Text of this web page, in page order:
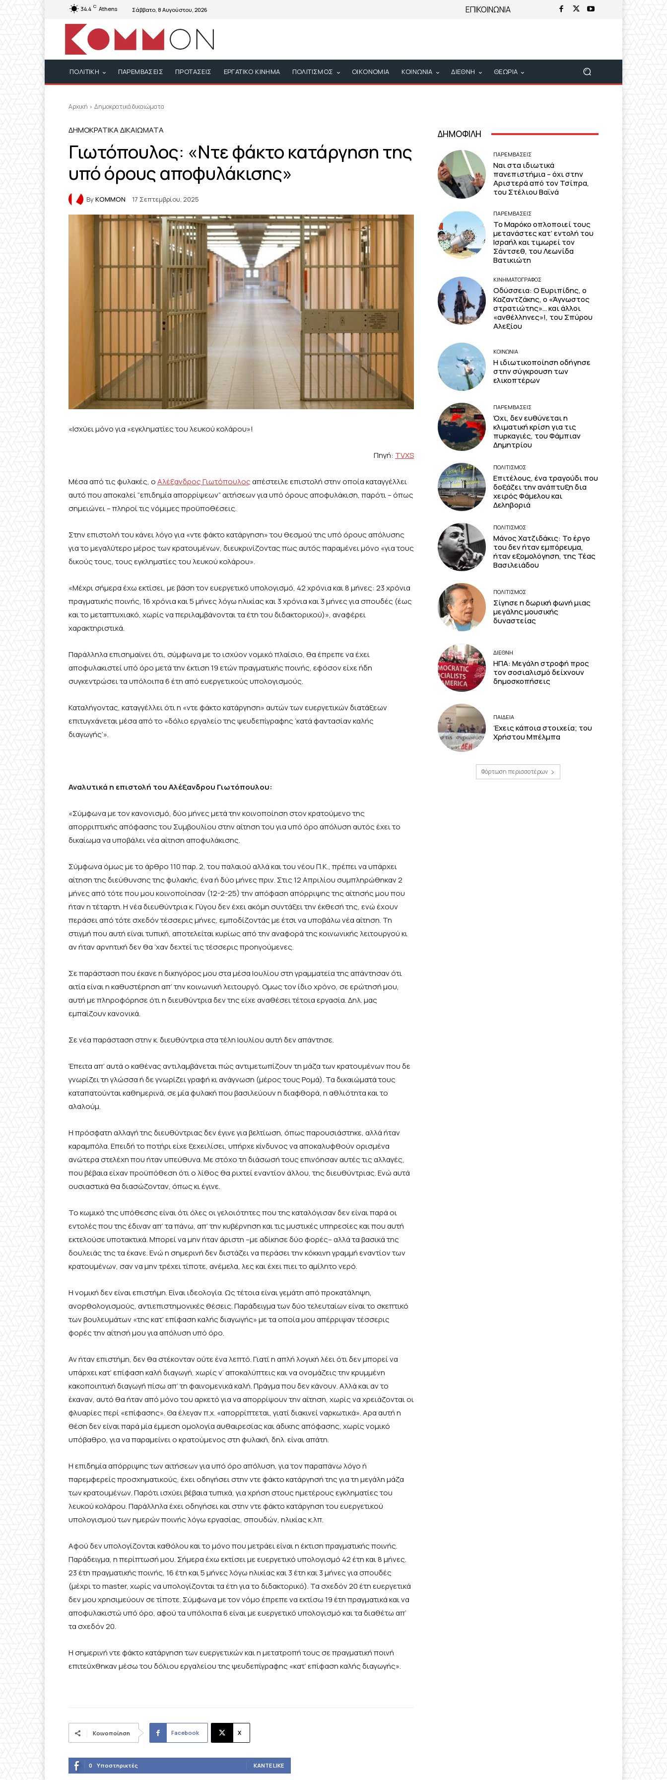
34.4 C Athens Σάββατο, 8 Αυγούστου, 2026 ΕΠΙΚΟΙΝΩΝΙΑ
ΠΟΛΙΤΙΚΗ ΠΑΡΕΜΒΑΣΕΙΣ ΠΡΟΤΑΣΕΙΣ ΕΡΓΑΤΙΚΟ ΚΙΝΗΜΑ ΠΟΛΙΤΙΣΜΟΣ ΟΙΚΟΝΟΜΙΑ ΚΟΙΝΩΝΙΑ ΔΙΕΘΝΗ ΘΕΩΡΙΑ
Αρχική Δημοκρατικά δικαιώματα
ΔΗΜΟΚΡΑΤΙΚΆ ΔΙΚΑΙΏΜΑΤΑ
Γιωτόπουλος: «Ντε φάκτο κατάργηση της
υπό όρους αποφυλάκισης»
ByKOMMON 17 Σεπτεμβρίου, 2025
«Ισχύει μόνο για «εγκληματίες του λευκού κολάρου»!
Πηγή: TVXS
Μέσα από τις φυλακές, οΑλέξανδρος Γιωτόπουλοςαπέστειλε επιστολή στην οποία καταγγέλλει
αυτό που αποκαλεί “επιδημία απορρίψεων” αιτήσεων για υπό όρους αποφυλάκιση, παρότι – όπως
σημειώνει – πληροί τις νόμιμες προϋποθέσεις.
Στην επιστολή του κάνει λόγο για «ντε φάκτο κατάργηση» του θεσμού της υπό όρους απόλυσης
για το μεγαλύτερο μέρος των κρατουμένων, διευκρινίζοντας πως αυτός παραμένει μόνο «για τους
δικούς τους, τους εγκληματίες του λευκού κολάρου».
«Μέχρι σήμερα έχω εκτίσει, με βάση τον ευεργετικό υπολογισμό, 42 χρόνια και 8 μήνες: 23 χρόνια
πραγματικής ποινής, 16 χρόνια και 5 μήνες λόγω ηλικίας και 3 χρόνια και 3 μήνες για σπουδές (έως
και το μεταπτυχιακό, χωρίς να περιλαμβάνονται τα έτη του διδακτορικού)», αναφέρει
χαρακτηριστικά.
Παράλληλα επισημαίνει ότι, σύμφωνα με το ισχύον νομικό πλαίσιο, θα έπρεπε να έχει
αποφυλακιστεί υπό όρο μετά την έκτιση 19 ετών πραγματικής ποινής, εφόσον είχε ήδη
συγκεντρώσει τα υπόλοιπα 6 έτη από ευεργετικούς υπολογισμούς.
Καταλήγοντας, καταγγέλλει ότι η «ντε φάκτο κατάργηση» αυτών των ευεργετικών διατάξεων
επιτυγχάνεται μέσα από το «δόλιο εργαλείο της ψευδεπίγραφης ‘κατά φαντασίαν καλής
διαγωγής’».
Αναλυτικά η επιστολή του Αλέξανδρου Γιωτόπουλου:
«Σύμφωνα με τον κανονισμό, δύο μήνες μετά την κοινοποίηση στον κρατούμενο της
απορριπτικής απόφασης του Συμβουλίου στην αίτηση του για υπό όρο απόλυση αυτός έχει το
δικαίωμα να υποβάλει νέα αίτηση αποφυλάκισης.
Σύμφωνα όμως με το άρθρο 110 παρ. 2, του παλαιού αλλά και του νέου Π.Κ., πρέπει να υπάρχει
αίτηση της διεύθυνσης της φυλακής, ένα ή δύο μήνες πριν. Στις 12 Απριλίου συμπληρώθηκαν 2
μήνες από τότε που μου κοινοποίησαν (12-2-25) την απόφαση απόρριψης της αίτησής μου που
ήταν η τέταρτη. Η νέα διευθύντρια κ. Γύγου δεν έχει ακόμη συντάξει την έκθεσή της, ενώ έχουν
περάσει από τότε σχεδόν τέσσερις μήνες, εμποδίζοντάς με έτσι να υποβάλω νέα αίτηση. Τη
στιγμή που αυτή είναι τυπική, αποτελείται κυρίως από την αναφορά της κοινωνικής λειτουργού κι
αν ήταν αρνητική δεν θα ’χαν δεχτεί τις τέσσερις προηγούμενες.
Σε παράσταση που έκανε η δικηγόρος μου στα μέσα Ιουλίου στη γραμματεία της απάντησαν ότι
αιτία είναι η καθυστέρηση απ’ την κοινωνική λειτουργό. Ομως τον ίδιο χρόνο, σε ερώτησή μου,
αυτή με πληροφόρησε ότι η διευθύντρια δεν της είχε αναθέσει τέτοια εργασία. Δηλ. μας
εμπαίζουν κανονικά.
Σε νέα παράσταση στην κ. διευθύντρια στα τέλη Ιουλίου αυτή δεν απάντησε.
Έπειτα απ’ αυτά ο καθένας αντιλαμβάνεται πώς αντιμετωπίζουν τη μάζα των κρατουμένων που δε
γνωρίζει τη γλώσσα ή δε γνωρίζει γραφή κι ανάγνωση (μέρος τους Ρομά). Τα δικαιώματά τους
καταπατούνται καθημερινά, σε μία φυλακή που βασιλεύουν η διαφθορά, η αθλιότητα και το
αλαλούμ.
Η πρόσφατη αλλαγή της διευθύντριας δεν έγινε για βελτίωση, όπως παρουσιάστηκε, αλλά ήταν
καραμπόλα. Επειδή το ποτήρι είχε ξεχειλίσει, υπήρχε κίνδυνος να αποκαλυφθούν ορισμένα
ανώτερα στελέχη που ήταν υπεύθυνα. Με στόχο τη διάσωσή τους επινόησαν αυτές τις αλλαγές,
που βέβαια είχαν προϋπόθεση ότι ο λίθος θα ριχτεί εναντίον άλλου, της διευθύντριας. Ενώ αυτά
ουσιαστικά θα διασώζονταν, όπως κι έγινε.
Το κωμικό της υπόθεσης είναι ότι όλες οι γελοιότητες που της καταλόγισαν δεν είναι παρά οι
εντολές που της έδιναν απ’ τα πάνω, απ’ την κυβέρνηση και τις μυστικές υπηρεσίες και που αυτή
εκτελούσε υποτακτικά. Μπορεί να μην ήταν άριστη –με αδίκησε δύο φορές– αλλά τα βασικά της
δουλειάς της τα έκανε. Ενώ η σημερινή δεν διστάζει να περάσει την κόκκινη γραμμή εναντίον των
κρατουμένων, σαν να μην τρέχει τίποτε, ανέμελα, λες και έχει πιει το αμίλητο νερό.
Η νομική δεν είναι επιστήμη. Είναι ιδεολογία. Ως τέτοια είναι γεμάτη από προκατάληψη,
ανορθολογισμούς, αντιεπιστημονικές θέσεις. Παράδειγμα των δύο τελευταίων είναι το σκεπτικό
των βουλευμάτων «της κατ’ επίφαση καλής διαγωγής» με τα οποία μου απέρριψαν τέσσερις
φορές την αίτησή μου για απόλυση υπό όρο.
Αν ήταν επιστήμη, δεν θα στέκονταν ούτε ένα λεπτό. Γιατί η απλή λογική λέει ότι δεν μπορεί να
υπάρχει κατ’ επίφαση καλή διαγωγή, χωρίς ν’ αποκαλύπτεις και να ονομάζεις την κρυμμένη
κακοποιητική διαγωγή πίσω απ’ τη φαινομενικά καλή. Πράγμα που δεν κάνουν. Αλλά και αν το
έκαναν, αυτό θα ήταν από μόνο του αρκετό για να απορρίψουν την αίτηση, χωρίς να χρειάζονται οι
φλυαρίες περί «επίφασης». Θα έλεγαν π.χ. «απορρίπτεται, γιατί διακινεί ναρκωτικά». Αρα αυτή η
θέση δεν είναι παρά μία έμμεση ομολογία αυθαιρεσίας και άδικης απόφασης, χωρίς νομικό
υπόβαθρο, για να παραμείνει ο κρατούμενος στη φυλακή, δηλ. είναι απάτη.
Η επιδημία απόρριψης των αιτήσεων για υπό όρο απόλυση, για τον παραπάνω λόγο ή
παρεμφερείς προσχηματικούς, έχει οδηγήσει στην ντε φάκτο κατάργησή της για τη μεγάλη μάζα
των κρατουμένων. Παρότι ισχύει βέβαια τυπικά, για χρήση στους ημετέρους εγκληματίες του
λευκού κολάρου. Παράλληλα έχει οδηγήσει και στην ντε φάκτο κατάργηση του ευεργετικού
υπολογισμού των ημερών ποινής λόγω εργασίας, σπουδών, ηλικίας κ.λπ.
Αφού δεν υπολογίζονται καθόλου και το μόνο που μετράει είναι η έκτιση πραγματικής ποινής.
Παράδειγμα, η περίπτωσή μου. Σήμερα έχω εκτίσει με ευεργετικό υπολογισμό 42 έτη και 8 μήνες.
23 έτη πραγματικής ποινής, 16 έτη και 5 μήνες λόγω ηλικίας και 3 έτη και 3 μήνες για σπουδές
(μέχρι το master, χωρίς να υπολογίζονται τα έτη για το διδακτορικό). Τα σχεδόν 20 έτη ευεργετικά
δεν μου χρησιμεύουν σε τίποτε. Σύμφωνα με τον νόμο έπρεπε να εκτίσω 19 έτη πραγματικά και να
αποφυλακιστώ υπό όρο, αφού τα υπόλοιπα 6 είναι με ευεργετικό υπολογισμό και τα διαθέτω απ’
τα σχεδόν 20.
Η σημερινή ντε φάκτο κατάργηση των ευεργετικών και η μετατροπή τους σε πραγματική ποινή
επιτεύχθηκαν μέσω του δόλιου εργαλείου της ψευδεπίγραφης «κατ’ επίφαση καλής διαγωγής».
Κοινοποίηση Facebook X
0 Υποστηρικτές ΚΆΝΤΕ LIKE
ΔΗΜΟΦΙΛΗ
ΠΑΡΕΜΒΑΣΕΙΣ
Ναι στα ιδιωτικά
πανεπιστήμια – όχι στην
Αριστερά από τον Τσίπρα,
του Στέλιου Βαϊνά
ΠΑΡΕΜΒΑΣΕΙΣ
Το Μαρόκο οπλοποιεί τους
μετανάστες κατ’ εντολή του
Ισραήλ και τιμωρεί τον
Σάντσεθ, του Λεωνίδα
Βατικιώτη
ΚΙΝΗΜΑΤΟΓΡΆΦΟΣ
Οδύσσεια: Ο Ευριπίδης, ο
Καζαντζάκης, ο «Άγνωστος
στρατιώτης»… και άλλοι
«ανθέλληνες»!, του Σπύρου
Αλεξίου
ΚΟΙΝΩΝΙΑ
Η ιδιωτικοποίηση οδήγησε
στην σύγκρουση των
ελικοπτέρων
ΠΑΡΕΜΒΑΣΕΙΣ
Όχι, δεν ευθύνεται η
κλιματική κρίση για τις
πυρκαγιές, του Φάμπιαν
Δημητρίου
ΠΟΛΙΤΙΣΜΟΣ
Επιτέλους, ένα τραγούδι που
δοξάζει την ανάπτυξη δια
χειρός Φάμελου και
Δεληβοριά
ΠΟΛΙΤΙΣΜΟΣ
Μάνος Χατζιδάκις: Το έργο
του δεν ήταν εμπόρευμα,
ήταν εξομολόγηση, της Τέας
Βασιλειάδου
ΠΟΛΙΤΙΣΜΟΣ
Σίγησε η δωρική φωνή μιας
μεγάλης μουσικής
δυναστείας
ΔΙΕΘΝΗ
ΗΠΑ: Μεγάλη στροφή προς
τον σοσιαλισμό δείχνουν
δημοσκοπήσεις
ΠΑΙΔΕΙΑ
Έχεις κάποια στοιχεία; του
Χρήστου Μπέλμπα
Φόρτωση περισσοτέρων